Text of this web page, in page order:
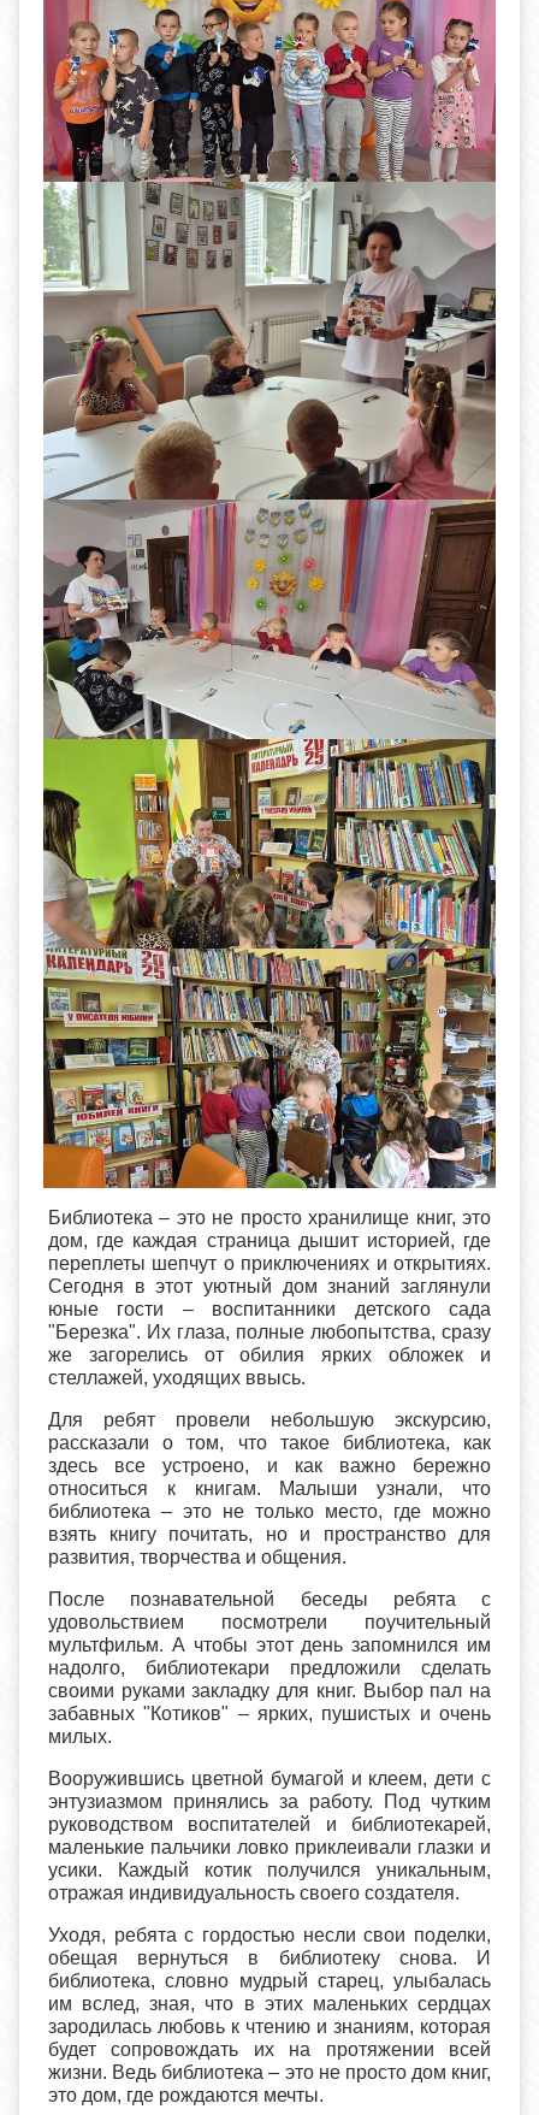
Библиотека – это не просто хранилище книг, это
дом, где каждая страница дышит историей, где
переплеты шепчут о приключениях и открытиях.
Сегодня в этот уютный дом знаний заглянули
юные гости – воспитанники детского сада
"Березка". Их глаза, полные любопытства, сразу
же загорелись от обилия ярких обложек и
стеллажей, уходящих ввысь.
Для ребят провели небольшую экскурсию,
рассказали о том, что такое библиотека, как
здесь все устроено, и как важно бережно
относиться к книгам. Малыши узнали, что
библиотека – это не только место, где можно
взять книгу почитать, но и пространство для
развития, творчества и общения.
После познавательной беседы ребята с
удовольствием посмотрели поучительный
мультфильм. А чтобы этот день запомнился им
надолго, библиотекари предложили сделать
своими руками закладку для книг. Выбор пал на
забавных "Котиков" – ярких, пушистых и очень
милых.
Вооружившись цветной бумагой и клеем, дети с
энтузиазмом принялись за работу. Под чутким
руководством воспитателей и библиотекарей,
маленькие пальчики ловко приклеивали глазки и
усики. Каждый котик получился уникальным,
отражая индивидуальность своего создателя.
Уходя, ребята с гордостью несли свои поделки,
обещая вернуться в библиотеку снова. И
библиотека, словно мудрый старец, улыбалась
им вслед, зная, что в этих маленьких сердцах
зародилась любовь к чтению и знаниям, которая
будет сопровождать их на протяжении всей
жизни. Ведь библиотека – это не просто дом книг,
это дом, где рождаются мечты.